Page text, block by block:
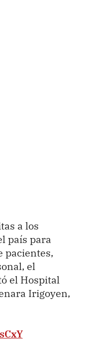
a los
país para
pacientes,
el
el Hospital
Irigoyen,